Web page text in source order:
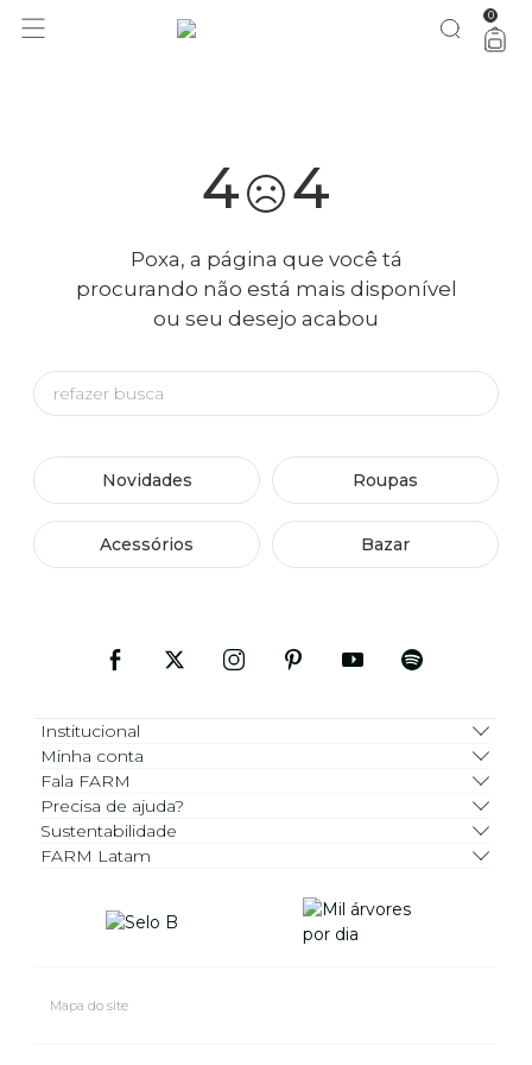
você merece 30% OFF pra comemorar com a gente aproveita! 0
4 4
Poxa, a página que você tá
procurando não está mais disponível
ou seu desejo acabou
Novidades Roupas
Acessórios Bazar
Institucional
Minha conta
Fala FARM
Precisa de ajuda?
Sustentabilidade
FARM Latam
Mapa do site